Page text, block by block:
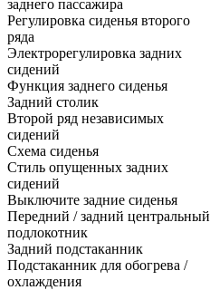
заднего пассажира
Регулировка сиденья второго
ряда
Электрорегулировка задних
сидений
Функция заднего сиденья
Задний столик
Второй ряд независимых
сидений
Схема сиденья
Стиль опущенных задних
сидений
Выключите задние сиденья
Передний / задний центральный
подлокотник
Задний подстаканник
Подстаканник для обогрева /
охлаждения